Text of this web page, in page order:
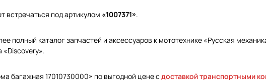
встречаться под артикулом «1007371».
полный каталог запчастей и аксессуаров к мототехнике «Русская
«Discovery».
багажная 17010730000» по выгодной цене с доставкой транспортными